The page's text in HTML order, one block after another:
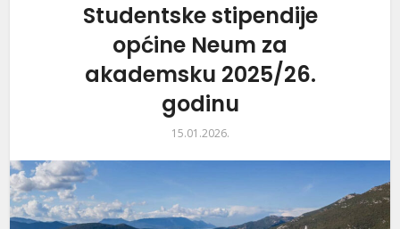
Studentske stipendije
općine Neum za
akademsku 2025/26.
godinu
15.01.2026.